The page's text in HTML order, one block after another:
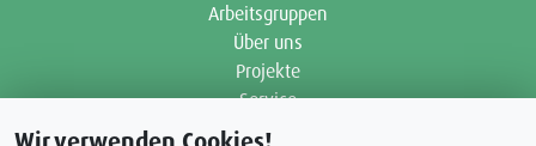
Arbeitsgruppen
Über uns
Projekte
Service